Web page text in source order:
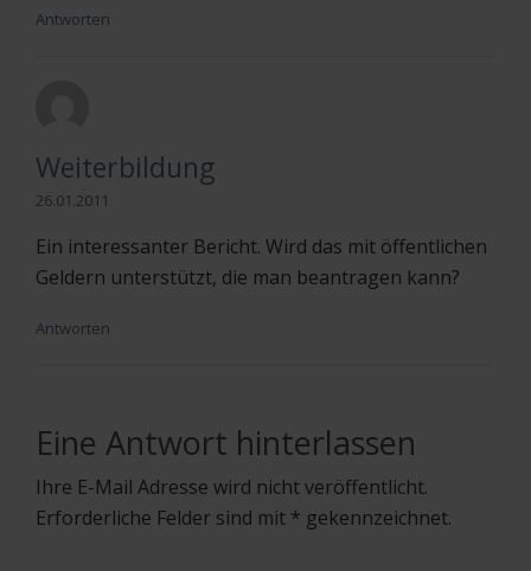
Antworten
Weiterbildung
26.01.2011
Ein interessanter Bericht. Wird das mit öffentlichen
Geldern unterstützt, die man beantragen kann?
Antworten
Eine Antwort hinterlassen
Ihre E-Mail Adresse wird nicht veröffentlicht.
Erforderliche Felder sind mit * gekennzeichnet.